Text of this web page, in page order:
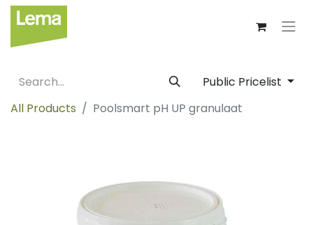
Public Pricelist
All Products
Poolsmart pH UP granulaat